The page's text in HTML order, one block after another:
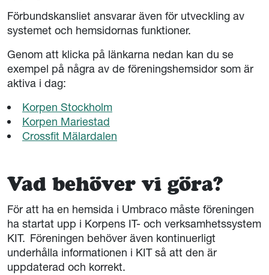
Förbundskansliet ansvarar även för utveckling av
systemet och hemsidornas funktioner.
Genom att klicka på länkarna nedan kan du se
exempel på några av de föreningshemsidor som är
aktiva i dag:
Korpen Stockholm
Korpen Mariestad
Crossfit Mälardalen
Vad behöver vi göra?
För att ha en hemsida i Umbraco måste föreningen
ha startat upp i Korpens IT- och verksamhetssystem
KIT. Föreningen behöver även kontinuerligt
underhålla informationen i KIT så att den är
uppdaterad och korrekt.